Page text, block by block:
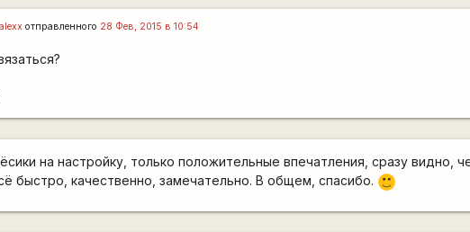
alexx отправленного 28 Фев, 2015 в 10:54
на настройку, только положительные впечатления, сразу видно,
быстро, качественно, замечательно. В общем, спасибо.
:)